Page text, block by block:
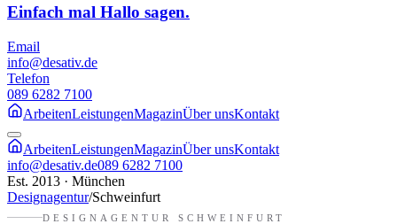
Einfach mal Hallo sagen.
Email
info@desativ.de
Telefon
089 6282 7100
ArbeitenLeistungenMagazinÜber unsKontakt
ArbeitenLeistungenMagazinÜber unsKontakt
info@desativ.de089 6282 7100
Est. 2013 · München
Designagentur/Schweinfurt
DESIGNAGENTUR SCHWEINFURT